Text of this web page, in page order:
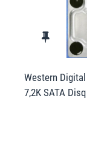
Western Digital
7,2K SATA